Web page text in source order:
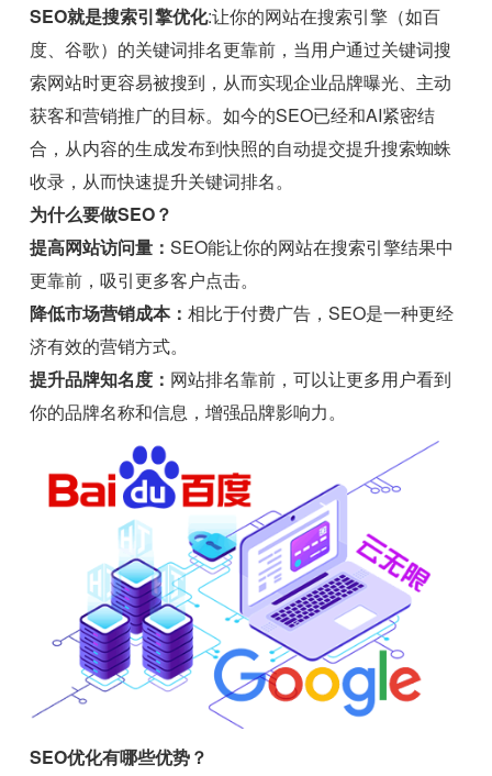
SEO就是搜索引擎优化:让你的网站在搜索引擎（如百
度、谷歌）的关键词排名更靠前，当用户通过关键词搜
索网站时更容易被搜到，从而实现企业品牌曝光、主动
获客和营销推广的目标。如今的SEO已经和AI紧密结
合，从内容的生成发布到快照的自动提交提升搜索蜘蛛
收录，从而快速提升关键词排名。
为什么要做SEO？
提高网站访问量：SEO能让你的网站在搜索引擎结果中
更靠前，吸引更多客户点击。
降低市场营销成本：相比于付费广告，SEO是一种更经
济有效的营销方式。
提升品牌知名度： 网站排名靠前，可以让更多用户看到
你的品牌名称和信息，增强品牌影响力。
SEO优化有哪些优势？